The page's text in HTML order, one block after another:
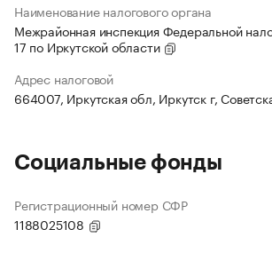
Наименование налогового органа
Межрайонная инспекция Федеральной
17 по Иркутской области
Адрес налоговой
664007, Иркутская обл, Иркутск г,
Социальные фонды
Регистрационный номер СФР
1188025108